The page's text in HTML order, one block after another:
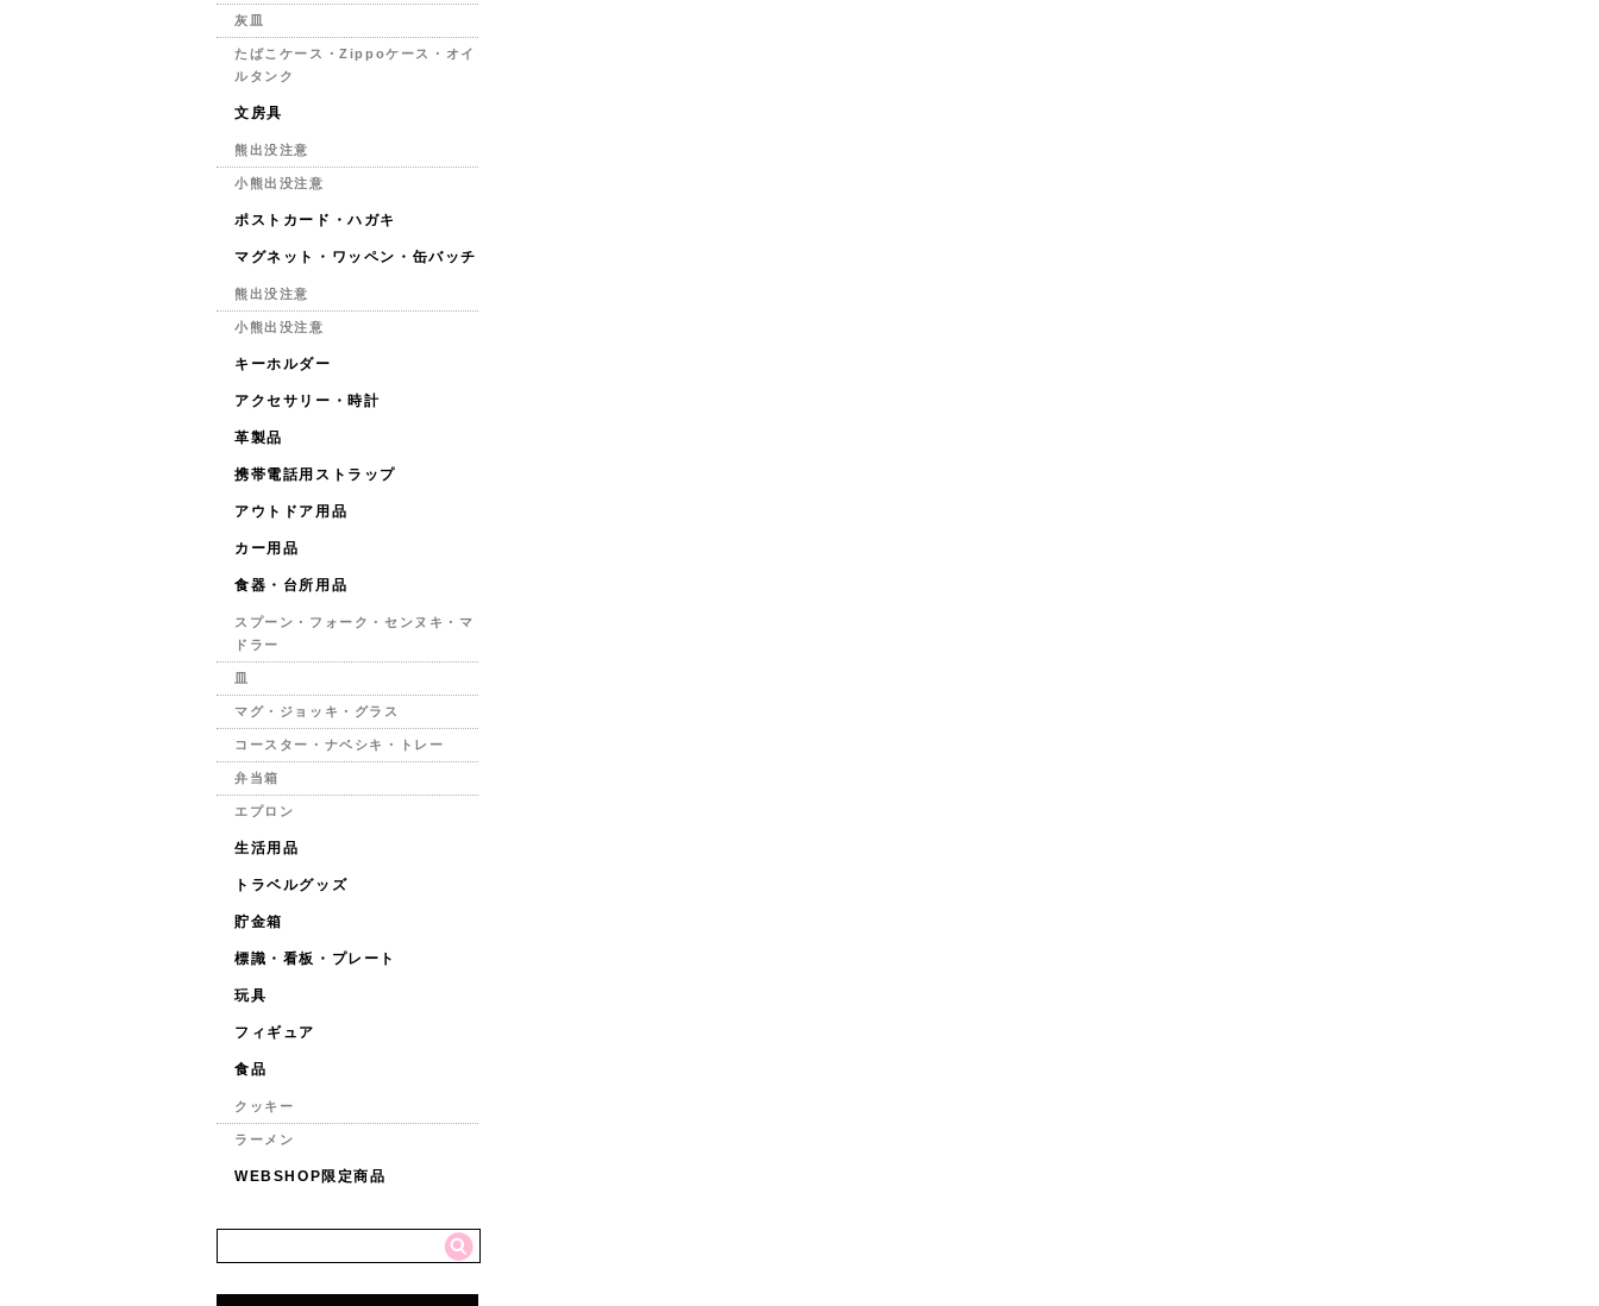
灰皿
たばこケース・Zippoケース・オイ
ルタンク
文房具
熊出没注意
小熊出没注意
ポストカード・ハガキ
マグネット・ワッペン・缶バッチ
熊出没注意
小熊出没注意
キーホルダー
アクセサリー・時計
革製品
携帯電話用ストラップ
アウトドア用品
カー用品
食器・台所用品
スプーン・フォーク・センヌキ・マ
ドラー
マグ・ジョッキ・グラス
コースター・ナベシキ・トレー
弁当箱
エプロン
生活用品
トラベルグッズ
貯金箱
標識・看板・プレート
玩具
フィギュア
食品
クッキー
ラーメン
WEBSHOP限定商品